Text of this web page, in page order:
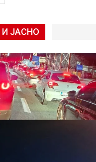
И ЈАСНО